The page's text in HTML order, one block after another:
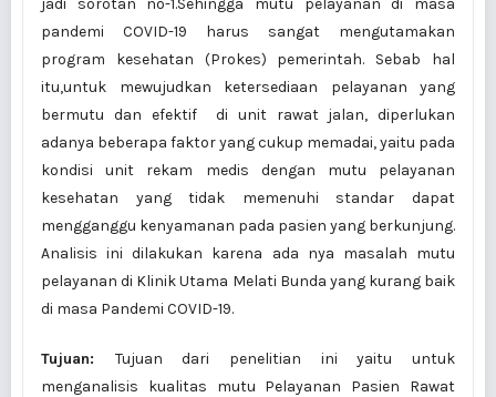
jadi sorotan no-1.Sehingga mutu pelayanan di masa
pandemi COVID-19 harus sangat mengutamakan
program kesehatan (Prokes) pemerintah. Sebab hal
itu,untuk mewujudkan ketersediaan pelayanan yang
bermutu dan efektif di unit rawat jalan, diperlukan
adanya beberapa faktor yang cukup memadai, yaitu pada
kondisi unit rekam medis dengan mutu pelayanan
kesehatan yang tidak memenuhi standar dapat
mengganggu kenyamanan pada pasien yang berkunjung.
Analisis ini dilakukan karena ada nya masalah mutu
pelayanan di Klinik Utama Melati Bunda yang kurang baik
di masa Pandemi COVID-19.
Tujuan: Tujuan dari penelitian ini yaitu untuk
menganalisis kualitas mutu Pelayanan Pasien Rawat